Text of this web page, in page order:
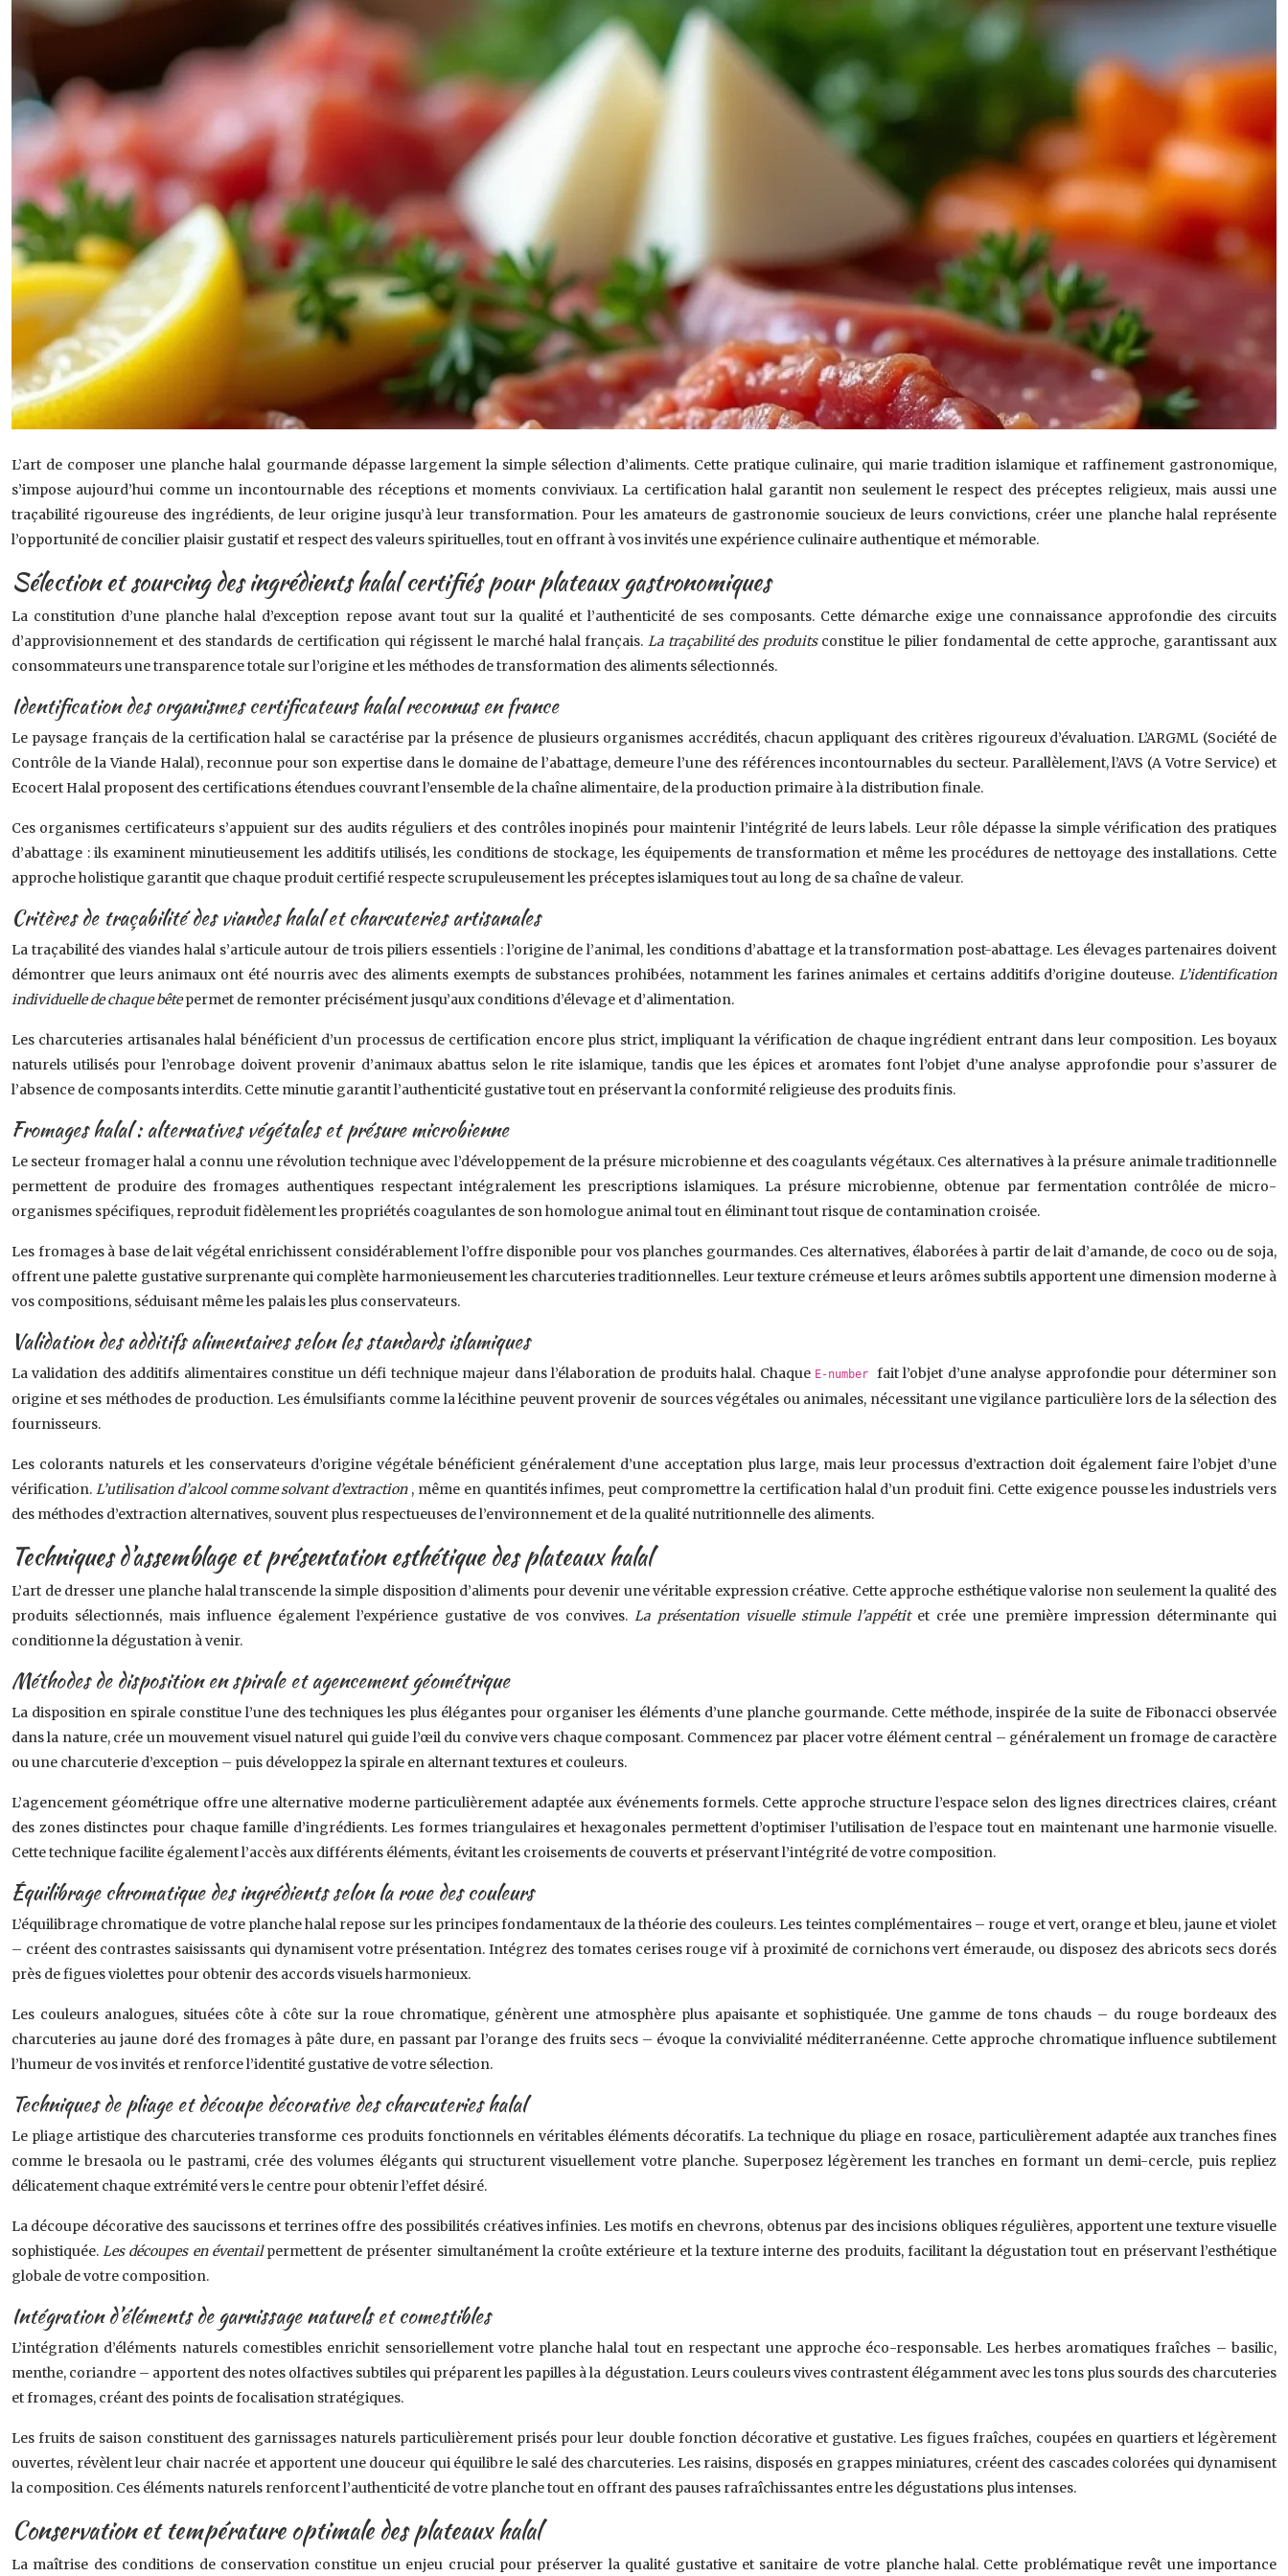
L’art de composer une planche halal gourmande dépasse largement la simple sélection d’aliments. Cette pratique culinaire, qui marie tradition islamique et raffinement gastronomique,
s’impose aujourd’hui comme un incontournable des réceptions et moments conviviaux. La certification halal garantit non seulement le respect des préceptes religieux, mais aussi une
traçabilité rigoureuse des ingrédients, de leur origine jusqu’à leur transformation. Pour les amateurs de gastronomie soucieux de leurs convictions, créer une planche halal représente
l’opportunité de concilier plaisir gustatif et respect des valeurs spirituelles, tout en offrant à vos invités une expérience culinaire authentique et mémorable.
Sélection et sourcing des ingrédients halal certifiés pour plateaux gastronomiques
La constitution d’une planche halal d’exception repose avant tout sur la qualité et l’authenticité de ses composants. Cette démarche exige une connaissance approfondie des circuits
d’approvisionnement et des standards de certification qui régissent le marché halal français. La traçabilité des produits constitue le pilier fondamental de cette approche, garantissant aux
consommateurs une transparence totale sur l’origine et les méthodes de transformation des aliments sélectionnés.
Identification des organismes certificateurs halal reconnus en france
Le paysage français de la certification halal se caractérise par la présence de plusieurs organismes accrédités, chacun appliquant des critères rigoureux d’évaluation. L’ARGML (Société de
Contrôle de la Viande Halal), reconnue pour son expertise dans le domaine de l’abattage, demeure l’une des références incontournables du secteur. Parallèlement, l’AVS (A Votre Service) et
Ecocert Halal proposent des certifications étendues couvrant l’ensemble de la chaîne alimentaire, de la production primaire à la distribution finale.
Ces organismes certificateurs s’appuient sur des audits réguliers et des contrôles inopinés pour maintenir l’intégrité de leurs labels. Leur rôle dépasse la simple vérification des pratiques
d’abattage : ils examinent minutieusement les additifs utilisés, les conditions de stockage, les équipements de transformation et même les procédures de nettoyage des installations. Cette
approche holistique garantit que chaque produit certifié respecte scrupuleusement les préceptes islamiques tout au long de sa chaîne de valeur.
Critères de traçabilité des viandes halal et charcuteries artisanales
La traçabilité des viandes halal s’articule autour de trois piliers essentiels : l’origine de l’animal, les conditions d’abattage et la transformation post-abattage. Les élevages partenaires doivent
démontrer que leurs animaux ont été nourris avec des aliments exempts de substances prohibées, notamment les farines animales et certains additifs d’origine douteuse. L’identification
individuelle de chaque bêtepermet de remonter précisément jusqu’aux conditions d’élevage et d’alimentation.
Les charcuteries artisanales halal bénéficient d’un processus de certification encore plus strict, impliquant la vérification de chaque ingrédient entrant dans leur composition. Les boyaux
naturels utilisés pour l’enrobage doivent provenir d’animaux abattus selon le rite islamique, tandis que les épices et aromates font l’objet d’une analyse approfondie pour s’assurer de
l’absence de composants interdits. Cette minutie garantit l’authenticité gustative tout en préservant la conformité religieuse des produits finis.
Fromages halal : alternatives végétales et présure microbienne
Le secteur fromager halal a connu une révolution technique avec l’développement de la présure microbienne et des coagulants végétaux. Ces alternatives à la présure animale traditionnelle
permettent de produire des fromages authentiques respectant intégralement les prescriptions islamiques. La présure microbienne, obtenue par fermentation contrôlée de micro-
organismes spécifiques, reproduit fidèlement les propriétés coagulantes de son homologue animal tout en éliminant tout risque de contamination croisée.
Les fromages à base de lait végétal enrichissent considérablement l’offre disponible pour vos planches gourmandes. Ces alternatives, élaborées à partir de lait d’amande, de coco ou de soja,
offrent une palette gustative surprenante qui complète harmonieusement les charcuteries traditionnelles. Leur texture crémeuse et leurs arômes subtils apportent une dimension moderne à
vos compositions, séduisant même les palais les plus conservateurs.
Validation des additifs alimentaires selon les standards islamiques
La validation des additifs alimentaires constitue un défi technique majeur dans l’élaboration de produits halal. Chaque E-number fait l’objet d’une analyse approfondie pour déterminer son
origine et ses méthodes de production. Les émulsifiants comme la lécithine peuvent provenir de sources végétales ou animales, nécessitant une vigilance particulière lors de la sélection des
fournisseurs.
Les colorants naturels et les conservateurs d’origine végétale bénéficient généralement d’une acceptation plus large, mais leur processus d’extraction doit également faire l’objet d’une
vérification. L’utilisation d’alcool comme solvant d’extraction , même en quantités infimes, peut compromettre la certification halal d’un produit fini. Cette exigence pousse les industriels vers
des méthodes d’extraction alternatives, souvent plus respectueuses de l’environnement et de la qualité nutritionnelle des aliments.
Techniques d’assemblage et présentation esthétique des plateaux halal
L’art de dresser une planche halal transcende la simple disposition d’aliments pour devenir une véritable expression créative. Cette approche esthétique valorise non seulement la qualité des
produits sélectionnés, mais influence également l’expérience gustative de vos convives. La présentation visuelle stimule l’appétit et crée une première impression déterminante qui
conditionne la dégustation à venir.
Méthodes de disposition en spirale et agencement géométrique
La disposition en spirale constitue l’une des techniques les plus élégantes pour organiser les éléments d’une planche gourmande. Cette méthode, inspirée de la suite de Fibonacci observée
dans la nature, crée un mouvement visuel naturel qui guide l’œil du convive vers chaque composant. Commencez par placer votre élément central – généralement un fromage de caractère
ou une charcuterie d’exception – puis développez la spirale en alternant textures et couleurs.
L’agencement géométrique offre une alternative moderne particulièrement adaptée aux événements formels. Cette approche structure l’espace selon des lignes directrices claires, créant
des zones distinctes pour chaque famille d’ingrédients. Les formes triangulaires et hexagonales permettent d’optimiser l’utilisation de l’espace tout en maintenant une harmonie visuelle.
Cette technique facilite également l’accès aux différents éléments, évitant les croisements de couverts et préservant l’intégrité de votre composition.
Équilibrage chromatique des ingrédients selon la roue des couleurs
L’équilibrage chromatique de votre planche halal repose sur les principes fondamentaux de la théorie des couleurs. Les teintes complémentaires – rouge et vert, orange et bleu, jaune et violet
– créent des contrastes saisissants qui dynamisent votre présentation. Intégrez des tomates cerises rouge vif à proximité de cornichons vert émeraude, ou disposez des abricots secs dorés
près de figues violettes pour obtenir des accords visuels harmonieux.
Les couleurs analogues, situées côte à côte sur la roue chromatique, génèrent une atmosphère plus apaisante et sophistiquée. Une gamme de tons chauds – du rouge bordeaux des
charcuteries au jaune doré des fromages à pâte dure, en passant par l’orange des fruits secs – évoque la convivialité méditerranéenne. Cette approche chromatique influence subtilement
l’humeur de vos invités et renforce l’identité gustative de votre sélection.
Techniques de pliage et découpe décorative des charcuteries halal
Le pliage artistique des charcuteries transforme ces produits fonctionnels en véritables éléments décoratifs. La technique du pliage en rosace, particulièrement adaptée aux tranches fines
comme le bresaola ou le pastrami, crée des volumes élégants qui structurent visuellement votre planche. Superposez légèrement les tranches en formant un demi-cercle, puis repliez
délicatement chaque extrémité vers le centre pour obtenir l’effet désiré.
La découpe décorative des saucissons et terrines offre des possibilités créatives infinies. Les motifs en chevrons, obtenus par des incisions obliques régulières, apportent une texture visuelle
sophistiquée.Les découpes en éventailpermettent de présenter simultanément la croûte extérieure et la texture interne des produits, facilitant la dégustation tout en préservant l’esthétique
globale de votre composition.
Intégration d’éléments de garnissage naturels et comestibles
L’intégration d’éléments naturels comestibles enrichit sensoriellement votre planche halal tout en respectant une approche éco-responsable. Les herbes aromatiques fraîches – basilic,
menthe, coriandre – apportent des notes olfactives subtiles qui préparent les papilles à la dégustation. Leurs couleurs vives contrastent élégamment avec les tons plus sourds des charcuteries
et fromages, créant des points de focalisation stratégiques.
Les fruits de saison constituent des garnissages naturels particulièrement prisés pour leur double fonction décorative et gustative. Les figues fraîches, coupées en quartiers et légèrement
ouvertes, révèlent leur chair nacrée et apportent une douceur qui équilibre le salé des charcuteries. Les raisins, disposés en grappes miniatures, créent des cascades colorées qui dynamisent
la composition. Ces éléments naturels renforcent l’authenticité de votre planche tout en offrant des pauses rafraîchissantes entre les dégustations plus intenses.
Conservation et température optimale des plateaux halal
La maîtrise des conditions de conservation constitue un enjeu crucial pour préserver la qualité gustative et sanitaire de votre planche halal. Cette problématique revêt une importance